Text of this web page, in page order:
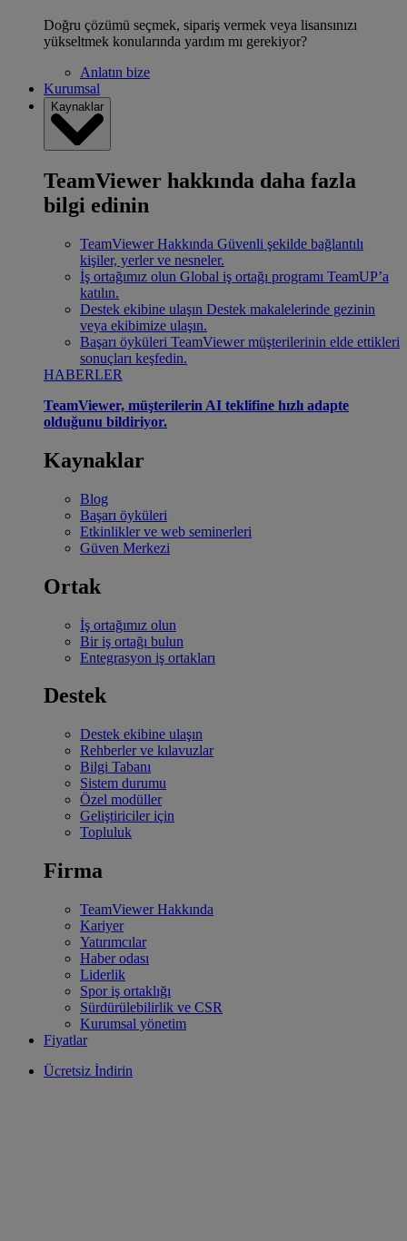
Doğru çözümü seçmek, sipariş vermek veya lisansınızı
yükseltmek konularında yardım mı gerekiyor?
Anlatın bize
Kurumsal
Kaynaklar
TeamViewer hakkında daha fazla
bilgi edinin
TeamViewer Hakkında Güvenli şekilde bağlantılı
kişiler, yerler ve nesneler.
İş ortağımız olun Global iş ortağı programı TeamUP’a
katılın.
Destek ekibine ulaşın Destek makalelerinde gezinin
veya ekibimize ulaşın.
Başarı öyküleri TeamViewer müşterilerinin elde ettikleri
sonuçları keşfedin.
HABERLER
TeamViewer, müşterilerin AI teklifine hızlı adapte
olduğunu bildiriyor.
Kaynaklar
Blog
Başarı öyküleri
Etkinlikler ve web seminerleri
Güven Merkezi
Ortak
İş ortağımız olun
Bir iş ortağı bulun
Entegrasyon iş ortakları
Destek
Destek ekibine ulaşın
Rehberler ve kılavuzlar
Bilgi Tabanı
Sistem durumu
Özel modüller
Geliştiriciler için
Topluluk
Firma
TeamViewer Hakkında
Kariyer
Yatırımcılar
Haber odası
Liderlik
Spor iş ortaklığı
Sürdürülebilirlik ve CSR
Kurumsal yönetim
Fiyatlar
Ücretsiz İndirin